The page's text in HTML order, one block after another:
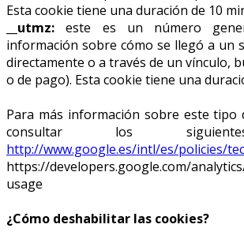
Esta cookie tiene una duración de 10
__utmz: este es un número
información sobre cómo se llegó a un
directamente o a través de un vínculo,
o de pago). Esta cookie tiene una
Para más información sobre este tipo
consultar los
http://www.google.es/intl/es/policies/
https://developers.google.com/
usage
¿Cómo deshabilitar las cookies?